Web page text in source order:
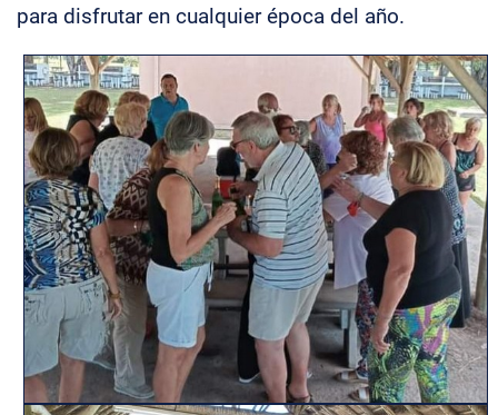
para disfrutar en cualquier época del año.